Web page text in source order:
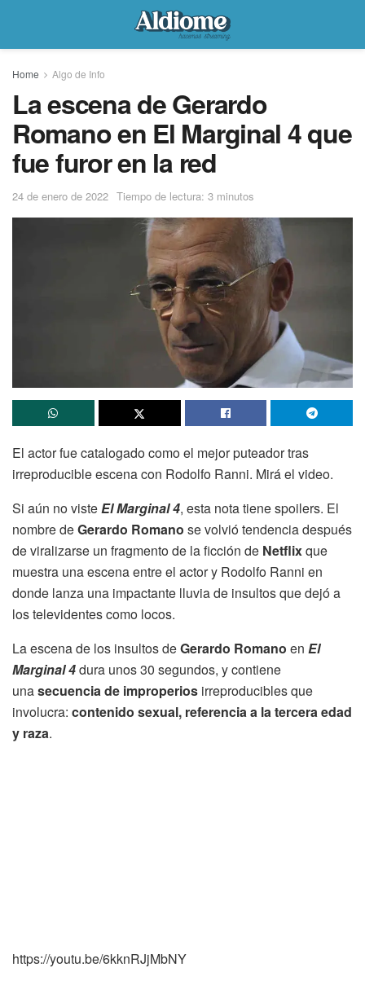
Home Algo de Info
La escena de Gerardo
Romano en El Marginal 4 que
fue furor en la red
24 de enero de 2022 Tiempo de lectura: 3 minutos
El actor fue catalogado como el mejor puteador tras
irreproducible escena con Rodolfo Ranni. Mirá el video.
Si aún no visteEl Marginal 4, esta nota tiene spoilers. El
nombre deGerardo Romano se volvió tendencia después
de viralizarse un fragmento de la ficción de Netflixque
muestra una escena entre el actor y Rodolfo Ranni en
donde lanza una impactante lluvia de insultos que dejó a
los televidentes como locos.
La escena de los insultos deGerardo Romano en El
Marginal 4dura unos 30 segundos, y contiene
unasecuencia de improperios irreproducibles que
involucra: contenido sexual, referencia a la tercera edad
y raza.
https://youtu.be/6kknRJjMbNY